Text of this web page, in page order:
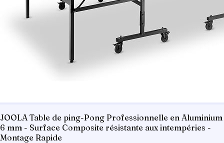
JOOLA Table de ping-Pong Professionnelle en Aluminium
6 mm - Surface Composite résistante aux intempéries -
Montage Rapide